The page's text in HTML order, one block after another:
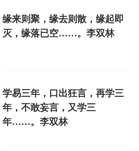
缘来则聚，缘去则散，缘起即
灭，缘落已空……。李双林
学易三年，口出狂言，再学三
年，不敢妄言，又学三
年……。李双林